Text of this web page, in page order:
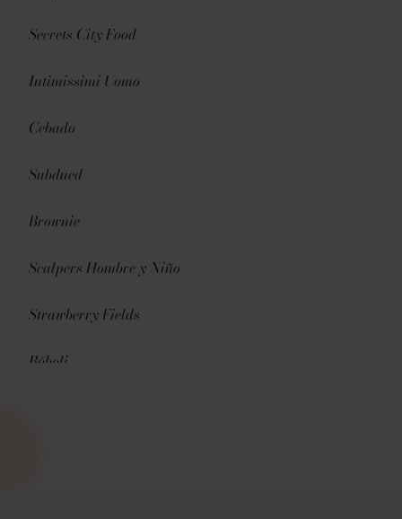
Secrets City Food
Intimissimi Uomo
Cebado
Subdued
Brownie
Scalpers Hombre y Niño
Strawberry Fields
Bóboli